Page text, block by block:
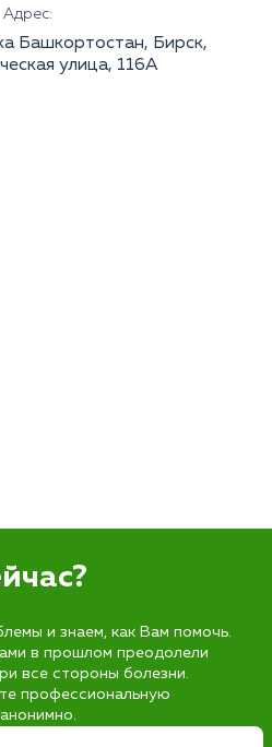
Адрес:
Башкортостан, Бирск,
улица, 116А
и знаем, как Вам помочь.
в прошлом преодолели
все стороны болезни.
профессиональную